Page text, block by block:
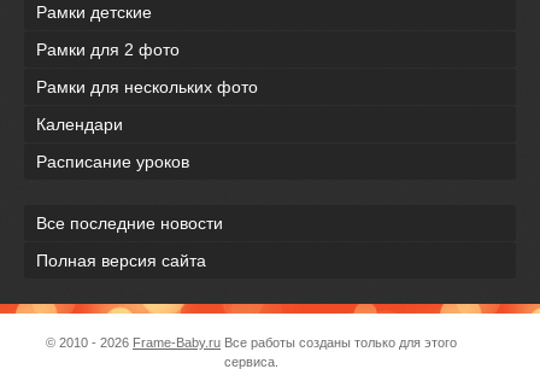
Рамки детские
Рамки для 2 фото
Рамки для нескольких фото
Календари
Расписание уроков
Все последние новости
Полная версия сайта
© 2010 - 2026 Frame-Baby.ru Все работы созданы только для этого
сервиса.